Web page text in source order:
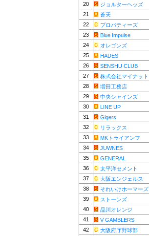
20
ジョルターヘッズ
21
蒼天
22
プロパティーズ
23
Blue Impulse
24
オレゴンズ
25
HADES
26
SENSHU CLUB
27
株式会社マイナット
28
増田工務店
29
中央シャインズ
30
LINE UP
31
Gigers
32
リラックス
33
MKトライアンフ
34
JUWNES
35
GENERAL
36
太平洋セメント
37
大阪エンジェルス
38
それいけホーマーズ
39
ストーンズ
40
品川オレンジ
41
V GAMBLERS
42
大阪府庁野球部